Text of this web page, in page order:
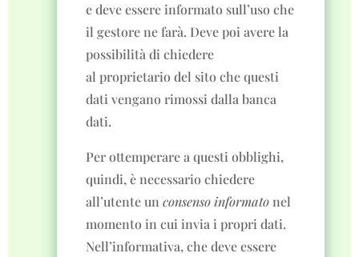
e deve essere informato sull’uso che
il gestore ne farà. Deve poi avere la
possibilità di chiedere
al proprietario del sito che questi
dati vengano rimossi dalla banca
dati.
Per ottemperare a questi obblighi,
quindi, è necessario chiedere
all’utente unconsenso informato nel
momento in cui invia i propri dati.
Nell’informativa, che deve essere